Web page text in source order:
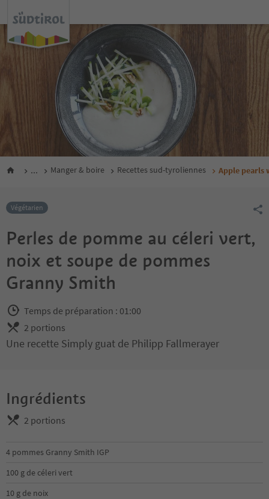
... Manger & boire Recettes sud-tyroliennes Apple pearls
Végétarien
Perles de pomme au céleri vert,
noix et soupe de pommes
Granny Smith
Temps de préparation : 01:00
2 portions
Une recette Simply guat de Philipp Fallmerayer
Ingrédients
2 portions
4 pommes Granny Smith IGP
100 g de céleri vert
10 g de noix